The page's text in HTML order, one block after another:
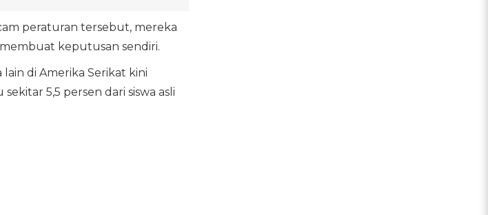
peraturan tersebut, mereka
keputusan sendiri.
di Amerika Serikat kini
5,5 persen dari siswa asli